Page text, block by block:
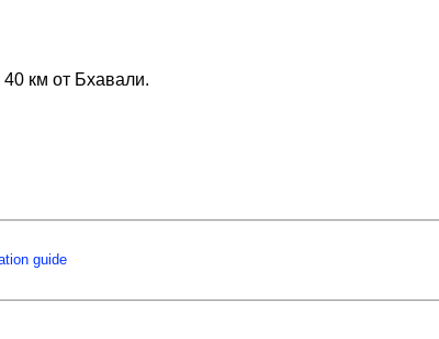
км от Бхавали.
guide